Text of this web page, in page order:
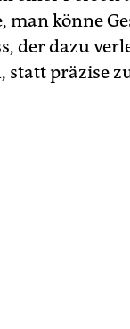
man könne
der dazu
statt präzise